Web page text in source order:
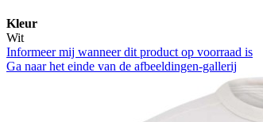
Kleur
Wit
Informeer mij wanneer dit product op voorraad is
Ga naar het einde van de afbeeldingen-gallerij